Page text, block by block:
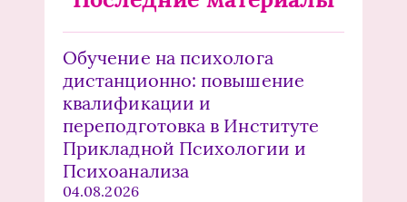
Обучение на психолога
дистанционно: повышение
квалификации и
переподготовка в Институте
Прикладной Психологии и
Психоанализа
04.08.2026